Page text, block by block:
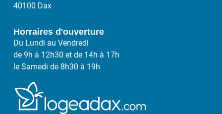
40100 Dax
Horraires d'ouverture
Du Lundi au Vendredi
de 9h à 12h30 et de 14h à 17h
le Samedi de 8h30 à 19h